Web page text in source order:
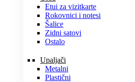
Etui za vizitkarte
Rokovnici i notesi
Šalice
Zidni satovi
Ostalo
Upaljači
Metalni
Plastični